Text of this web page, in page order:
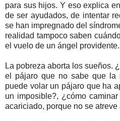
para sus hijos. Y eso explica
de ser ayudados, de intentar
se han impregnado del
realidad tampoco saben
el vuelo de un ángel providente.
La pobreza aborta los sueños.
el pájaro que no sabe que la
puede volar un pájaro que ha
un imposible?, ¿cómo
acariciado, porque no se atreve